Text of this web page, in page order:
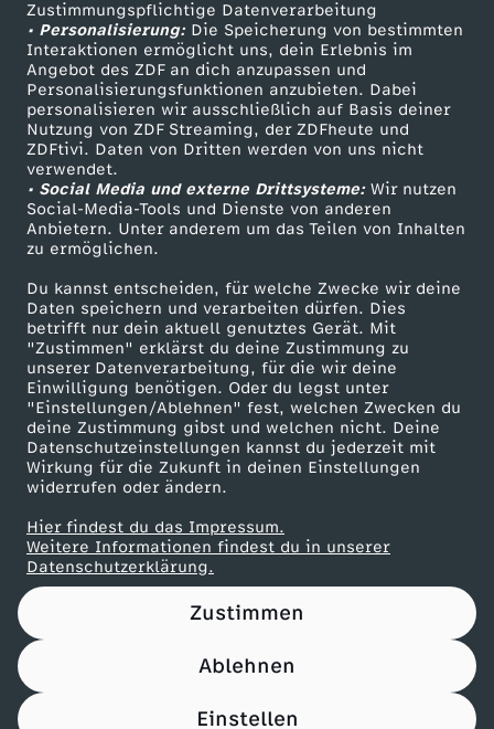
Zustimmungspflichtige Datenverarbeitung
• Personalisierung:Die Speicherung von bestimmten
Interaktionen ermöglicht uns, dein Erlebnis im
Angebot des ZDF an dich anzupassen und
Personalisierungsfunktionen anzubieten. Dabei
personalisieren wir ausschließlich auf Basis deiner
Nutzung von ZDF Streaming, der ZDFheute und
ZDFtivi. Daten von Dritten werden von uns nicht
verwendet.
• Social Media und externe Drittsysteme:Wir nutzen
Social-Media-Tools und Dienste von anderen
Anbietern. Unter anderem um das Teilen von Inhalten
zu ermöglichen.
Du kannst entscheiden, für welche Zwecke wir deine
Daten speichern und verarbeiten dürfen. Dies
betrifft nur dein aktuell genutztes Gerät. Mit
"Zustimmen" erklärst du deine Zustimmung zu
unserer Datenverarbeitung, für die wir deine
Einwilligung benötigen. Oder du legst unter
"Einstellungen/Ablehnen" fest, welchen Zwecken du
deine Zustimmung gibst und welchen nicht. Deine
Datenschutzeinstellungen kannst du jederzeit mit
Wirkung für die Zukunft in deinen Einstellungen
widerrufen oder ändern.
Hier findest du das Impressum.
Weitere Informationen findest du in unserer
Datenschutzerklärung.
Zustimmen
Ablehnen
Einstellen
Livestreams
Sendungen A-Z
TV-Programm
Zuschauerservice
Hilfe
ZDF Unternehmen
Karriere
ZDF goes Schule
Werbefernsehen
Mainzelmännchen
Partner
Nutzungsbedingungen
Impressum